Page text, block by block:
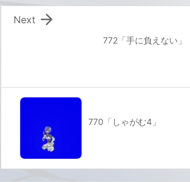
772「手に負えない」

Next
770「しゃがむ4」